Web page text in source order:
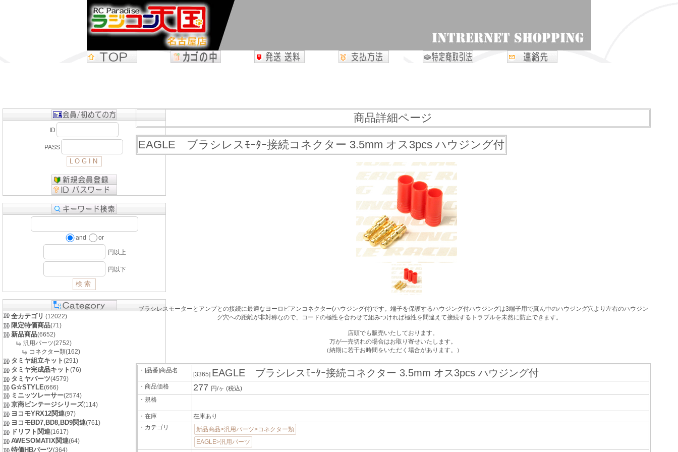
ID
PASS
and or
円以上
円以下
全カテゴリ (12022)
限定特価商品(71)
新品商品(6652)
汎用パーツ(2752)
コネクター類(162)
タミヤ組立キット(291)
タミヤ完成品キット(76)
タミヤパーツ(4579)
G☆STYLE(666)
ミニッツレーサー(2574)
京商ビンテージシリーズ(114)
ヨコモYRX12関連(97)
ヨコモBD7,BD8,BD9関連(761)
ドリフト関連(1617)
AWESOMATIX関連(64)
特価HBパーツ(364)
商品詳細ページ
EAGLE ブラシレスﾓｰﾀｰ接続コネクター 3.5mm オス3pcs ハウジング付
ブラシレスモーターとアンプとの接続に最適なヨーロピアンコネクター(ハウジング付)です。端子を保護するハウジング付ハウジングは3端子用で真ん中のハウジング穴より左右のハウジン
グ穴への距離が非対称なので、コードの極性を合わせて組みつければ極性を間違えて接続するトラブルを未然に防止できます。
店頭でも販売いたしております。
万が一売切れの場合はお取り寄せいたします。
（納期に若干お時間をいただく場合があります。）
・[品番]商品名
[3365] EAGLE ブラシレスﾓｰﾀｰ接続コネクター 3.5mm オス3pcs ハウジング付
・商品価格 277 円/ヶ (税込)
・規格
・在庫
在庫あり
・カテゴリ
新品商品>汎用パーツ>コネクター類
EAGLE>汎用パーツ